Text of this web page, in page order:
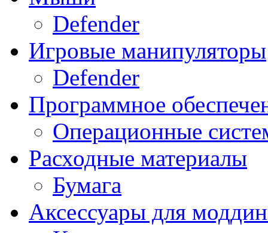
Defender
Игровые манипуляторы
Defender
Программное
Операционные
Расходные материалы
Бумага
Аксессуары для